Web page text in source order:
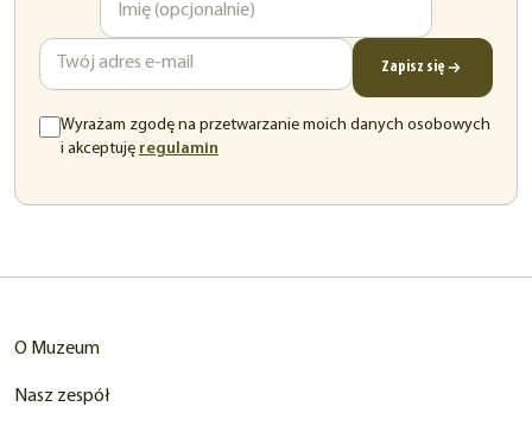
Zapisz się
Wyrażam zgodę na przetwarzanie moich danych osobowych
i akceptuję regulamin
O Muzeum
Nasz zespół